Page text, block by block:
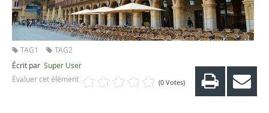
TAG1 TAG2
Écrit par Super User
Évaluer cet élément
(0 Votes)